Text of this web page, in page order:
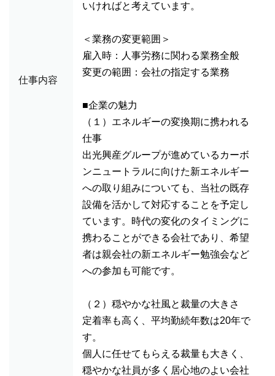
仕事内容
いければと考えています。
＜業務の変更範囲＞
雇入時：人事労務に関わる業務全般
変更の範囲：会社の指定する業務
■企業の魅力
（１）エネルギーの変換期に携われる
仕事
出光興産グループが進めているカーボ
ンニュートラルに向けた新エネルギー
への取り組みについても、当社の既存
設備を活かして対応することを予定し
ています。時代の変化のタイミングに
携わることができる会社であり、希望
者は親会社の新エネルギー勉強会など
への参加も可能です。
（２）穏やかな社風と裁量の大きさ
定着率も高く、平均勤続年数は20年で
す。
個人に任せてもらえる裁量も大きく、
穏やかな社員が多く居心地のよい会社